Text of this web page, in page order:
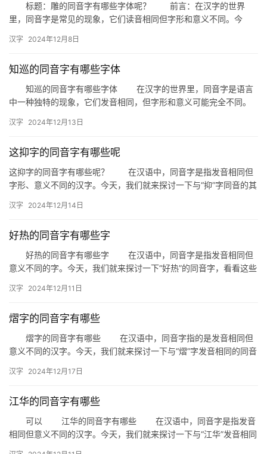
标题：雕的同音字有哪些字体呢？ 前言：在汉字的世界
里，同音字是常见的现象，它们读音相同但字形和意义不同。今
…
汉字 2024年12月8日
知巡的同音字有哪些字体
知巡的同音字有哪些字体 在汉字的世界里，同音字是语言
中一种独特的现象，它们发音相同，但字形和意义可能完全不同。
特…
汉字 2024年12月13日
这抑字的同音字有哪些呢
这抑字的同音字有哪些呢？ 在汉语中，同音字是指发音相同但
字形、意义不同的汉字。今天，我们就来探讨一下与“抑”字同音的其
汉字 2024年12月14日
好热的同音字有哪些字
好热的同音字有哪些字 在汉语中，同音字是指发音相同但
意义不同的字。今天，我们就来探讨一下“好热”的同音字，看看这些
汉字 2024年12月11日
熠字的同音字有哪些
熠字的同音字有哪些 在汉语中，同音字指的是发音相同但
意义不同的汉字。今天，我们就来探讨一下与“熠”字发音相同的同音
汉字 2024年12月17日
江华的同音字有哪些
可以 江华的同音字有哪些 在汉语中，同音字是指发音
相同但意义不同的汉字。今天，我们就来探讨一下与“江华”发音相同